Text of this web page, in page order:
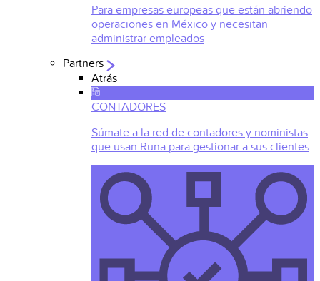
Para empresas europeas que están abriendo
operaciones en México y necesitan
administrar empleados
Partners
Atrás
CONTADORES
Súmate a la red de contadores y noministas
que usan Runa para gestionar a sus clientes